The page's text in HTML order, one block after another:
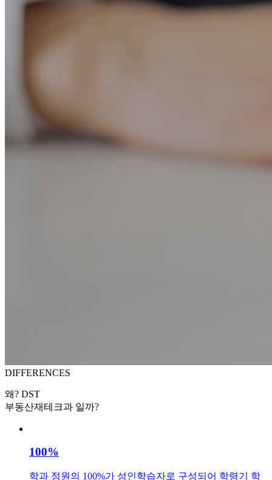
DIFFERENCES
왜? DST
부동산재테크과 일까?
100%
학과 정원의 100%가 성인학습자로 구성되어 학령기 학